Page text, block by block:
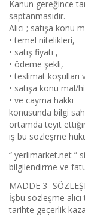
Kanun gereğince
saptanmasıdır.
Alıcı ; satışa konu
• temel nitelikleri,
• satış fiyatı ,
• ödeme şekli,
• teslimat koşulları
• satışa konu mal/
• ve cayma hakkı
konusunda bilgi
ortamda teyit
iş bu sözleşme
“ yerlimarket.net ”
bilgilendirme ve
MADDE 3-
İşbu sözleşme
tarihte geçerlik